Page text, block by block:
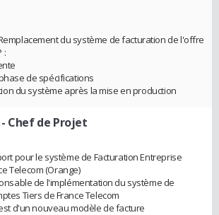
du système de facturation de l'offre
:
de spécifications
du système après la mise en production
Chef de Projet
pour le système de Facturation Entreprise
Telecom (Orange)
de l'implémentation du système de
Tiers de France Telecom
d'un nouveau modèle de facture